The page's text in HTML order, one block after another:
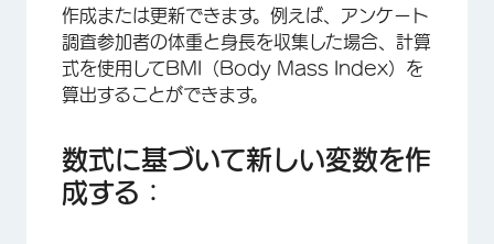
×
作成または更新できます。例えば、アンケート
調査参加者の体重と身長を収集した場合、計算
式を使用してBMI（Body Mass Index）を
算出することができます。
数式に基づいて新しい変数を作
成する：